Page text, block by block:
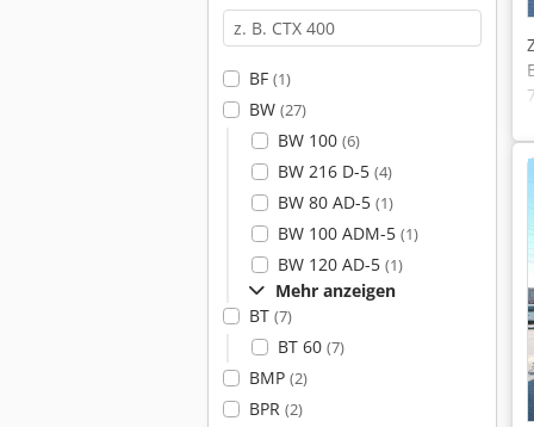
BF (1)
BW (27)
BW 100 (6)
BW 216 D-5 (4)
BW 80 AD-5 (1)
BW 100 ADM-5 (1)
BW 120 AD-5 (1)
Mehr anzeigen
BT (7)
BT 60 (7)
BMP (2)
BPR (2)